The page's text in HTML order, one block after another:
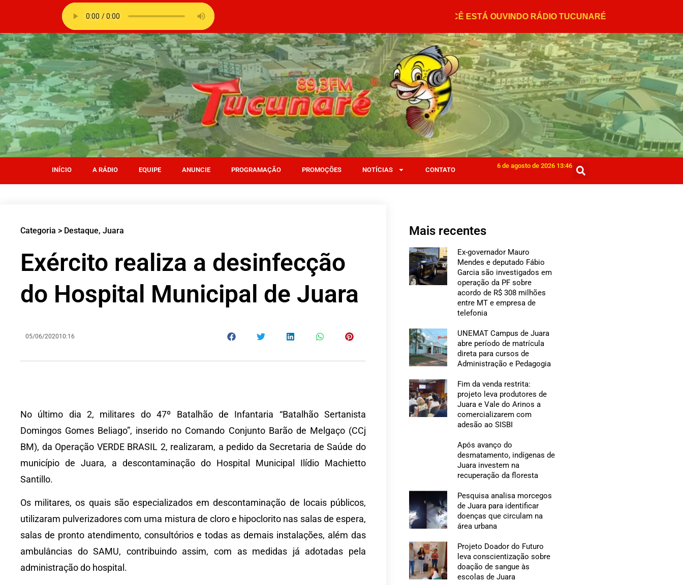
INÍCIO A RÁDIO EQUIPE ANUNCIE PROGRAMAÇÃO PROMOÇÕES NOTÍCIAS CONTATO
6 de agosto de 2026 13:46
Categoria > Destaque, Juara
Exército realiza a desinfecção
do Hospital Municipal de Juara
05/06/202010:16
No último dia 2, militares do 47º Batalhão de Infantaria “Batalhão Sertanista
Domingos Gomes Beliago”, inserido no Comando Conjunto Barão de Melgaço (CCj
BM), da Operação VERDE BRASIL 2, realizaram, a pedido da Secretaria de Saúde do
município de Juara, a descontaminação do Hospital Municipal Ilídio Machietto
Santillo.
Os militares, os quais são especializados em descontaminação de locais públicos,
utilizaram pulverizadores com uma mistura de cloro e hipoclorito nas salas de espera,
salas de pronto atendimento, consultórios e todas as demais instalações, além das
ambulâncias do SAMU, contribuindo assim, com as medidas já adotadas pela
administração do hospital.
Mais recentes
Ex-governador Mauro
Mendes e deputado Fábio
Garcia são investigados em
operação da PF sobre
acordo de R$ 308 milhões
entre MT e empresa de
telefonia
UNEMAT Campus de Juara
abre período de matrícula
direta para cursos de
Administração e Pedagogia
Fim da venda restrita:
projeto leva produtores de
Juara e Vale do Arinos a
comercializarem com
adesão ao SISBI
Após avanço do
desmatamento, indígenas de
Juara investem na
recuperação da floresta
Pesquisa analisa morcegos
de Juara para identificar
doenças que circulam na
área urbana
Projeto Doador do Futuro
leva conscientização sobre
doação de sangue às
escolas de Juara